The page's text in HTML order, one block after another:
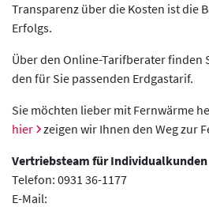
Transparenz über die Kosten ist die
Erfolgs.
Über den Online-Tarifberater finden
den für Sie passenden Erdgastarif.
Sie möchten lieber mit Fernwärme
hier
zeigen wir Ihnen den Weg zur
Vertriebsteam für Individualkunden
Telefon: 0931 36-1177
E-Mail: